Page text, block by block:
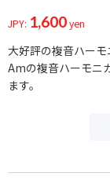
JPY: 1,600yen
大好評の複音ハー
Amの複音ハーモニ
ます。